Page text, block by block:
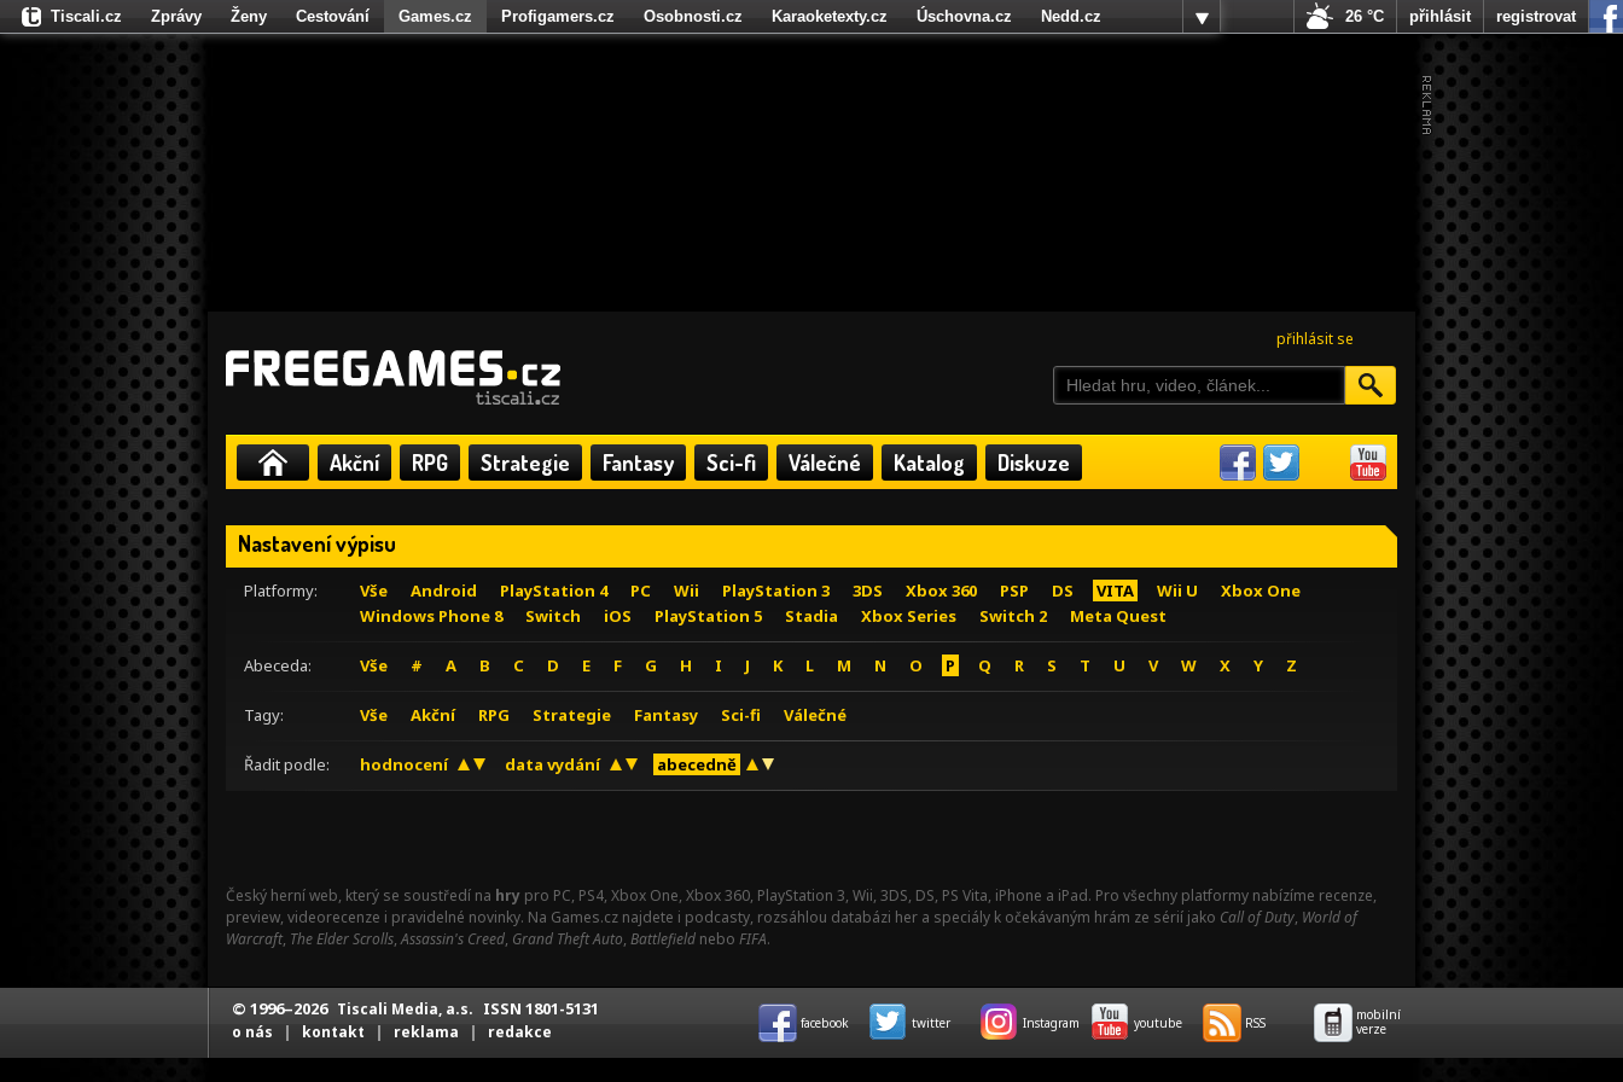
přihlásit se
Akční RPG Strategie Fantasy Sci-fi Válečné Katalog Diskuze
Nastavení výpisu
Platformy: Vše Android PlayStation 4 PC Wii PlayStation 3 3DS Xbox 360 PSP DS VITA Wii U
Xbox One
Windows Phone 8
Switch iOS PlayStation 5 Stadia Xbox Series Switch 2 Meta Quest
Abeceda: Vše # A B C D E F G H I J K L M N O P Q R S T U V W X Y Z
Tagy: Vše Akční RPG Strategie Fantasy Sci-fi Válečné
Řadit podle: hodnocení data vydání abecedně
Český herní web, který se soustředí na hry pro PC, PS4, Xbox One, Xbox 360, PlayStation 3, Wii, 3DS, DS, PS Vita, iPhone a iPad. Pro všechny platformy nabízíme recenze,
preview, videorecenze i pravidelné novinky. Na Games.cz najdete i podcasty, rozsáhlou databázi her a speciály k očekávaným hrám ze sérií jako Call of Duty, World of
Warcraft, The Elder Scrolls,Assassin's Creed, Grand Theft Auto, Battlefield nebo FIFA.
Tiscali.cz Zprávy Ženy Cestování Games.cz Profigamers.cz Osobnosti.cz Karaoketexty.cz Úschovna.cz
Nedd.cz
Fights.cz
26 °C přihlásit registrovat
© 1996–2026 Tiscali Media, a.s. ISSN 1801-5131
o nás | kontakt | reklama | redakce facebook twitter Instagram youtube RSS
mobilní
verze